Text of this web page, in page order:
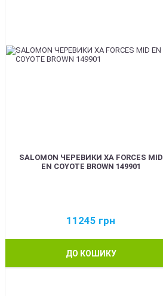
SALOMON ЧЕРЕВИКИ XA FORCES MID
EN COYOTE BROWN 149901
11245 грн
ДО КОШИКУ